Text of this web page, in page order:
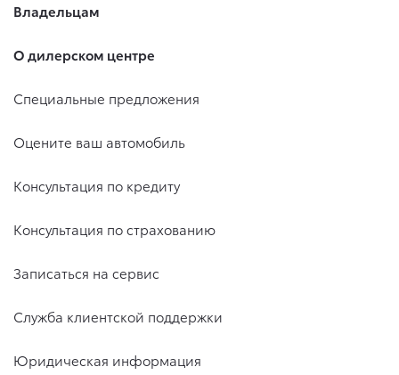
Владельцам
О дилерском центре
Специальные предложения
Оцените ваш автомобиль
Консультация по кредиту
Консультация по страхованию
Записаться на сервис
Служба клиентской поддержки
Юридическая информация